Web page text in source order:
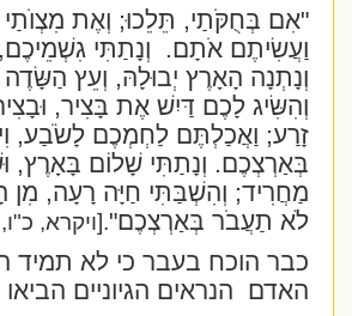
"אִם בְּחֻקֹּתַי, תֵּלֵכוּ; וְאֶת מִצְוֺתַי
וַעֲשִׂיתֶם אֹתָם. וְנָתַתִּי
וְנָתְנָה הָאָרֶץ יְבוּלָהּ, וְעֵץ הַשָּׂדֶה
וְהִשִּׂיג לָכֶם דַּיִשׁ אֶת בָּצִיר, וּבָצִיר
זָרַע; וַאֲכַלְתֶּם לַחְמְכֶם לָשֹׂבַע,
בְּאַרְצְכֶם. וְנָתַתִּי שָׁלוֹם בָּאָרֶץ,
מַחֲרִיד; וְהִשְׁבַּתִּי חַיָּה רָעָה, מִן
לֹא תַעֲבֹר בְּאַרְצְכֶם".[ויקרא, כ"ו,
כבר הוכח בעבר כי לא תמיד
האדם הנראים הגיוניים הביאו